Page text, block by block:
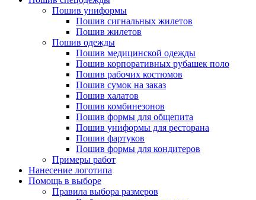
Пошив униформы
Пошив сигнальных жилетов
Пошив жилетов
Пошив одежды
Пошив медицинской одежды
Пошив корпоративных рубашек поло
Пошив рабочих костюмов
Пошив сумок на заказ
Пошив халатов
Пошив комбинезонов
Пошив формы для общепита
Пошив униформы для ресторана
Пошив фартуков
Пошив формы для кондитеров
Примеры работ
Нанесение логотипа
Помощь в выборе
Правила выбора размеров